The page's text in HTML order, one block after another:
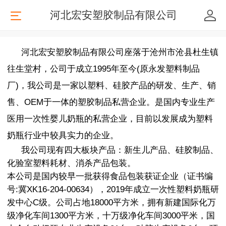
河北宏安塑胶制品有限公司
河北宏安塑胶制品有限公司座落于沧州市沧县杜生镇
往生堂村，公司于成立1995年至今(原永发塑料制品
厂)，我公司是一家以塑料、硅胶产品的研发、生产、销
售、OEM于一体的塑胶制品私营企业。是国内专业生产
医用一次性婴儿奶瓶的私营企业，目前以发展成为塑料
奶瓶行业中较具实力的企业。
我公司现有四大板块产品：新生儿产品、硅胶制品、
化验室塑料耗材、消杀产品包装。
本公司是国内较早一批获得食品包装获证企业（证书编
号:冀XK16-204-00634），2019年成立一次性塑料奶瓶研
发中心C级。公司占地18000平方米，拥有新建国际化万
级净化车间1300平方米，十万级净化车间3000平米，国